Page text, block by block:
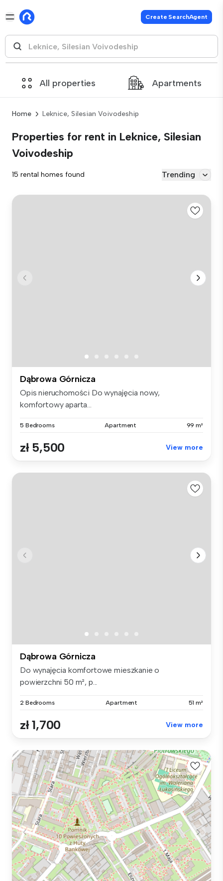
Create SearchAgent
All properties Apartments
Home Leknice, Silesian Voivodeship
Properties for rent in Leknice, Silesian
Voivodeship
15 rental homes found Trending
Dąbrowa Górnicza
Opis nieruchomości Do wynajęcia nowy,
komfortowy aparta...
5 Bedrooms Apartment 99 m²
zł 5,500 View more
Dąbrowa Górnicza
Do wynajęcia komfortowe mieszkanie o
powierzchni 50 m², p...
2 Bedrooms Apartment 51 m²
zł 1,700 View more